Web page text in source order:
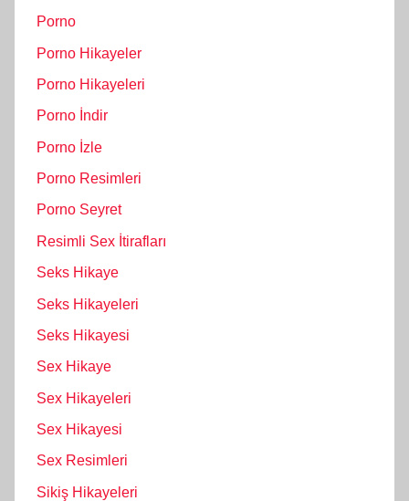
Porno
Porno Hikayeler
Porno Hikayeleri
Porno İndir
Porno İzle
Porno Resimleri
Porno Seyret
Resimli Sex İtirafları
Seks Hikaye
Seks Hikayeleri
Seks Hikayesi
Sex Hikaye
Sex Hikayeleri
Sex Hikayesi
Sex Resimleri
Sikiş Hikayeleri